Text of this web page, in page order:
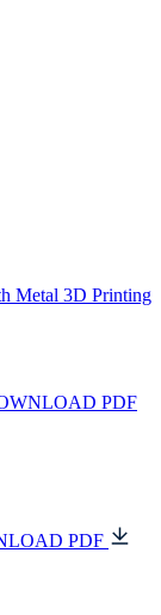
Metal 3D Printing
PDF
PDF